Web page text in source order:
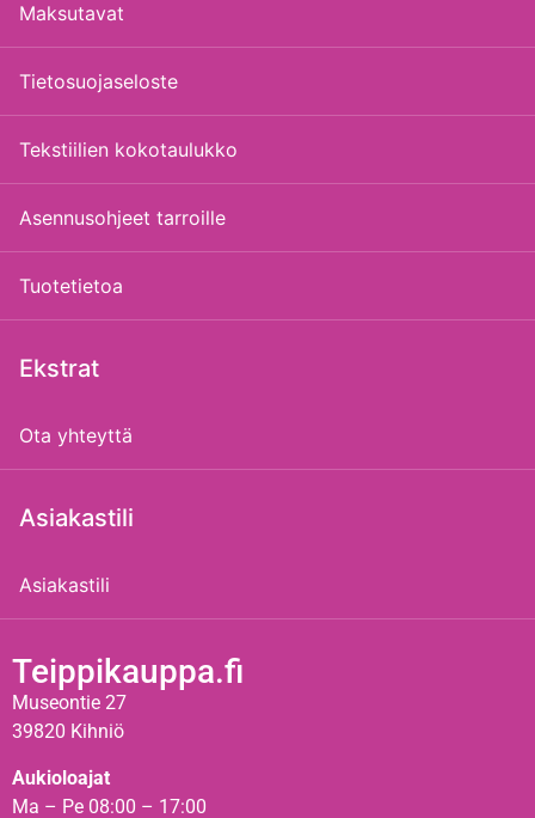
Maksutavat
Tietosuojaseloste
Tekstiilien kokotaulukko
Asennusohjeet tarroille
Tuotetietoa
Ekstrat
Ota yhteyttä
Asiakastili
Asiakastili
Teippikauppa.fi
Museontie 27
39820 Kihniö
Aukioloajat
Ma – Pe 08:00 – 17:00